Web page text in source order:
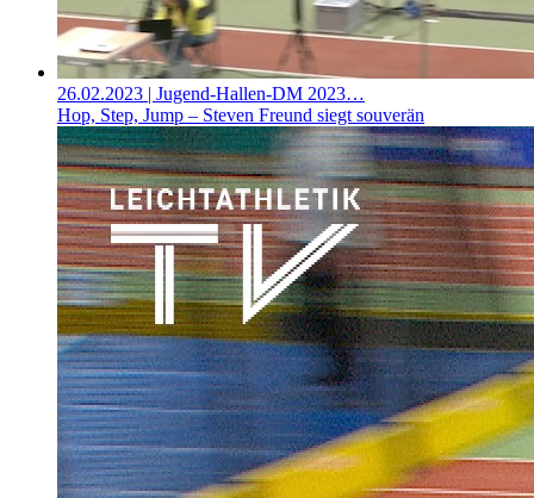
26.02.2023 | Jugend-Hallen-DM 2023…
Hop, Step, Jump – Steven Freund siegt souverän